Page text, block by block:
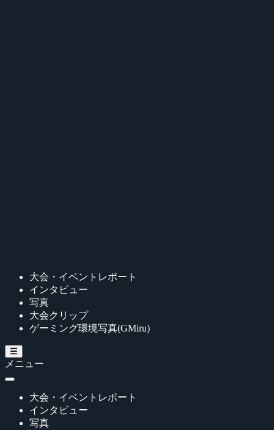
大会・イベントレポート
インタビュー
写真
大会クリップ
ゲーミング環境写真(GMiru)
メニュー
大会・イベントレポート
インタビュー
写真